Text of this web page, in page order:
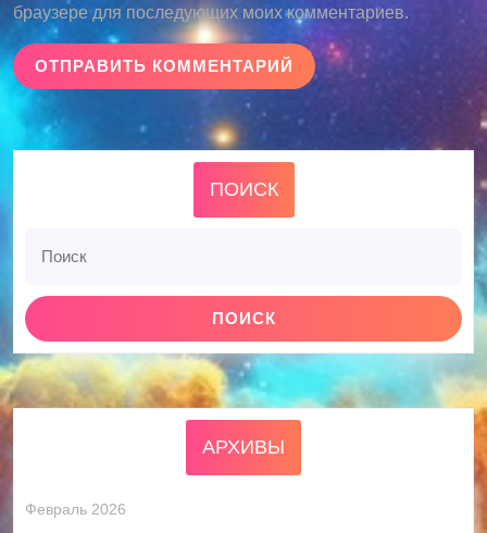
браузере для последующих моих комментариев.
ПОИСК
АРХИВЫ
Февраль 2026